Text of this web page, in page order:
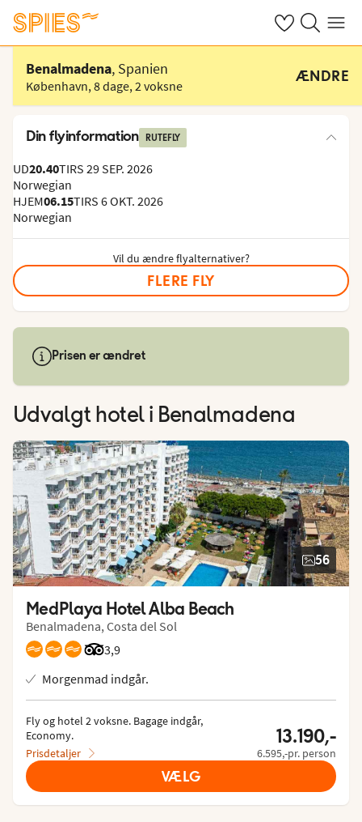
Se dine gemte
Søg påMenu
Vælg hotel
Benalmadena, Spanien
København,8 dage,2 voksne
ÆNDRE
Din flyinformation RUTEFLY
UD20.40TIRS 29 SEP. 2026
Norwegian
HJEM06.15TIRS 6 OKT. 2026
Norwegian
Vil du ændre flyalternativer?
FLERE FLY
Prisen er ændret
Udvalgt hotel i Benalmadena
56
MedPlaya Hotel Alba Beach
Benalmadena, Costa del Sol
3,9
Bedømmelse fra Tripadvisor: 3.9 of 5
Morgenmad indgår.
Fly og hotel 2 voksne. Bagage indgår,
Economy.
Prisdetaljer
13.190,-
6.595,-pr. person
VÆLG